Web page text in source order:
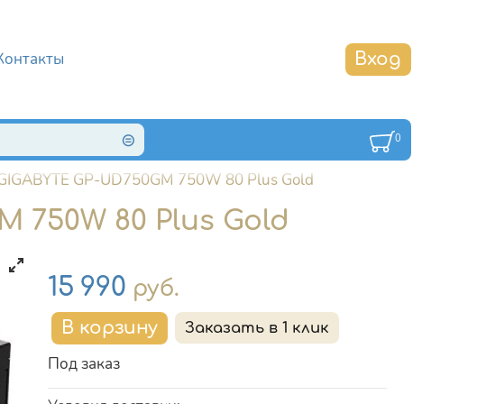
0
GP-UD750GM 750W 80 Plus Gold
750W 80 Plus Gold
Цена
15 990 руб.
Под заказ